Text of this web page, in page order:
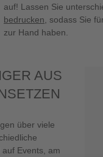
auf! Lassen Sie
bedrucken , sodass Sie
zur Hand haben.
AUS
über viele
Events, am